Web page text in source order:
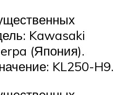
Kawasaki
(Япония).
KL250-H9.